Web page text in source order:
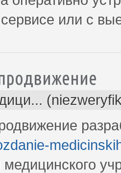
сервисе или с